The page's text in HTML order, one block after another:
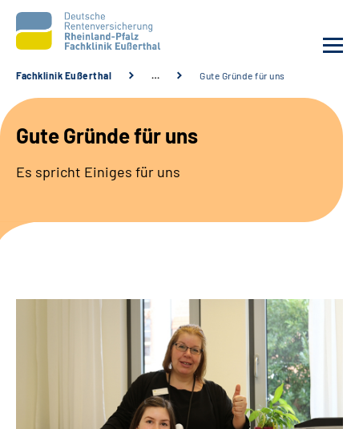
Unsere Klinik
Unsere Angebote
Zuweisende
Fachklinik Eußerthal … Gute Gründe für uns
Gute Gründe für uns
Es spricht Einiges für uns